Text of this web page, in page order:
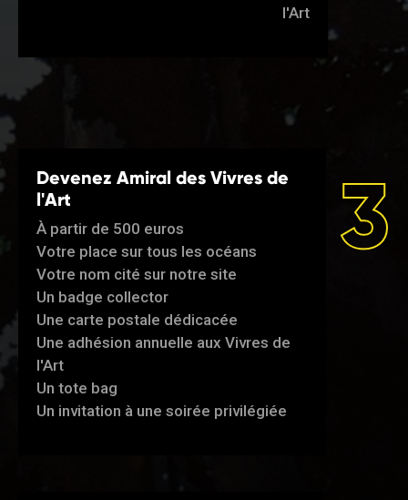
l'Art
Devenez Amiral des Vivres de
l'Art
À partir de 500 euros
Votre place sur tous les océans
Votre nom cité sur notre site
Un badge collector
Une carte postale dédicacée
Une adhésion annuelle aux Vivres de
l'Art
Un tote bag
Un invitation à une soirée privilégiée
3